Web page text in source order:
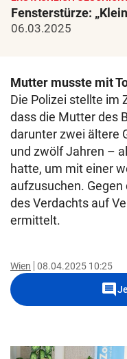
Fensterstürze:
06.03.2025
Mutter musste mit
Die Polizei stellte im
dass die Mutter des
darunter zwei ältere
und zwölf Jahren –
hatte, um mit einer
aufzusuchen.
des Verdachts auf
ermittelt.
Wien 08.04.2025 10:25
comment